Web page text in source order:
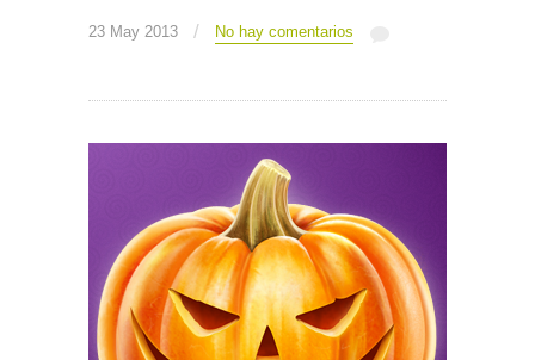
23 May 2013 / No hay comentarios